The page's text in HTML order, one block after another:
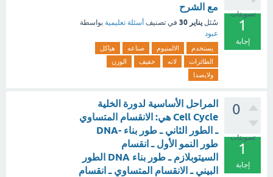
تصويتات
1
إجابة
مع الشرح
سُئل يناير 30 في تصنيف أسئلة تعليمية بواسطة
عبود
يستخدم الالمنيوم صناعه
هياكل
الطائرات
لانه خفيف
الوزن
ولابصدا
0
تصويتات
1
إجابة
المراحل الأساسية لدورة الخلية
Cell Cycle هي: الانقسام المتساوي
ـ الطور الثاني ـ طور بناء -DNA
طور النمو الأول ـ انقسام
السيتوبلازم ـ طور بناء DNA الطور
البيني ـ الانقسام المتساوي ـ انقسام